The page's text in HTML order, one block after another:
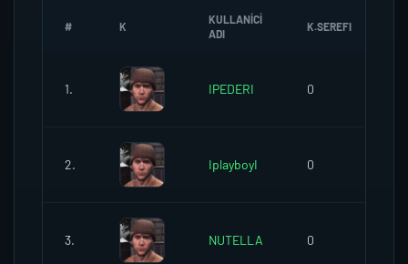
# K
KULLANICI
ADI
K.SEREFI
1. IPEDERI 0
2. IplayboyI 0
3. NUTELLA 0